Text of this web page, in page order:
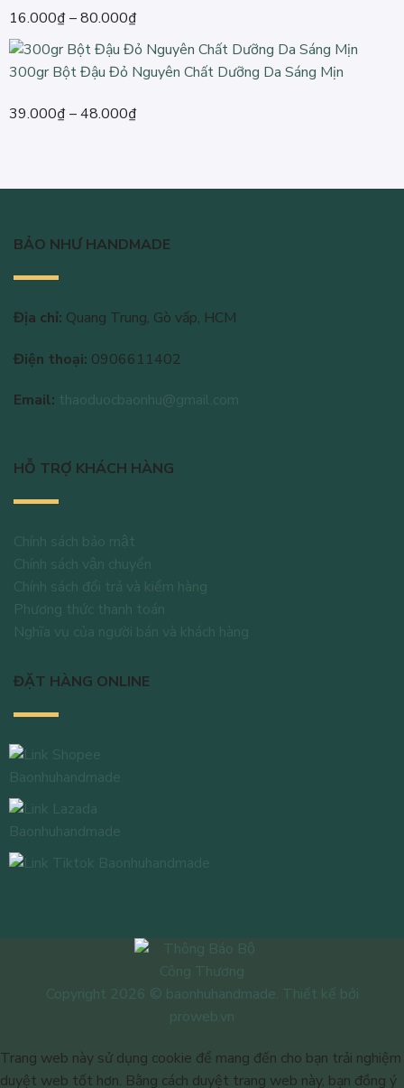
đến
16.000₫–80.000₫Khoảng
giá:
từ
16.000₫
đến
300gr Bột Đậu Đỏ Nguyên Chất Dưỡng Da Sáng Mịn
39.000₫–48.000₫Khoảng
BẢO NHƯ HANDMADE
Địa chỉ: Quang Trung, Gò vấp, HCM
Điện thoại: 0906611402
Email: thaoduocbaonhu@gmail.com
HỖ TRỢ KHÁCH HÀNG
Chính sách bảo mật
Chính sách vận chuyển
Chính sách đổi trả và kiểm hàng
Phương thức thanh toán
Nghĩa vụ của người bán và khách hàng
ĐẶT HÀNG ONLINE
Copyright 2026 © baonhuhandmade. Thiết kế bởi
proweb.vn
Trang web này sử dụng cookie để mang đến cho bạn trải nghiệm
duyệt web tốt hơn. Bằng cách duyệt trang web này, bạn đồng ý